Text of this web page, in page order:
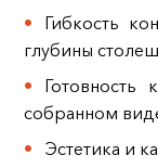
Гибкость
глубины
Готовность
собранном
Эстетика и